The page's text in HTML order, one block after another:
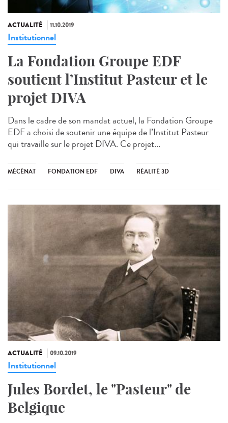
ACTUALITÉ 11.10.2019
Institutionnel
La Fondation Groupe EDF
soutient l’Institut Pasteur et le
projet DIVA
Dans le cadre de son mandat actuel, la Fondation Groupe
EDF a choisi de soutenir une équipe de l’Institut Pasteur
qui travaille sur le projet DIVA. Ce projet...
MÉCÉNAT FONDATION EDF DIVA RÉALITÉ 3D
ACTUALITÉ 09.10.2019
Institutionnel
Jules Bordet, le "Pasteur" de
Belgique